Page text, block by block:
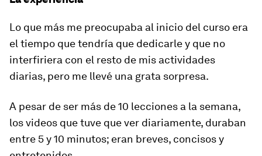
Lo que más me preocupaba al inicio del curso era
el tiempo que tendría que dedicarle y que no
interfiriera con el resto de mis actividades
diarias, pero me llevé una grata sorpresa.
A pesar de ser más de10 lecciones a la semana,
los videos que tuve que ver diariamente, duraban
entre 5 y 10 minutos; eran breves, concisos y